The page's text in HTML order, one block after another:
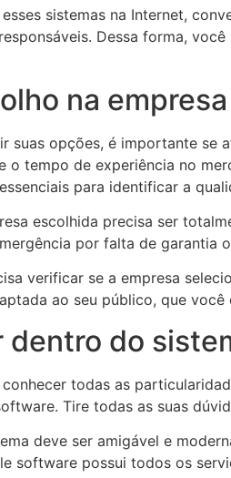
sistemas na Internet,
Dessa forma,
na empresa
suas opções, é importante se
o tempo de experiência no
para identificar a
escolhida precisa ser
por falta de garantia
verificar se a empresa
ao seu público, que você
dentro do
todas as
Tire todas as suas
deve ser amigável e
software possui todos os